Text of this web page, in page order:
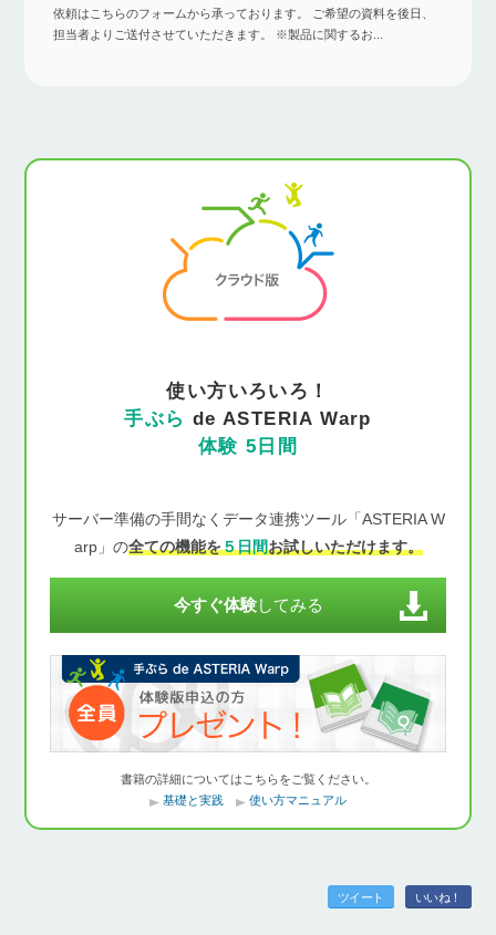
依頼はこちらのフォームから承っております。 ご希望の資料を後日、
担当者よりご送付させていただきます。 ※製品に関するお...
使い方いろいろ！
手ぶら de ASTERIA Warp
体験 5日間
サーバー準備の手間なくデータ連携ツール「ASTERIA W
arp」の全ての機能を５日間お試しいただけます。
今すぐ体験してみる
書籍の詳細についてはこちらをご覧ください。
基礎と実践
使い方マニュアル
ツイート いいね！